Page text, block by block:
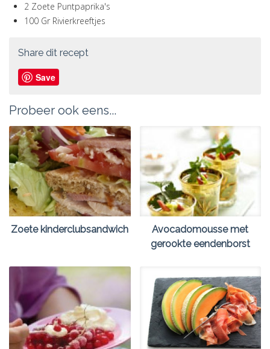
2 Zoete Puntpaprika's
100 Gr Rivierkreeftjes
Share dit recept
Save
Probeer ook eens...
Zoete kinderclubsandwich
Avocadomousse met
gerookte eendenborst